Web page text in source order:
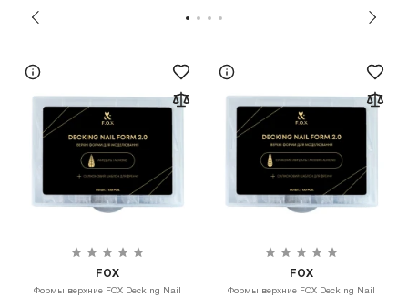
FOX
Формы верхние FOX Decking Nail
FOX
Формы верхние FOX Decking Nail